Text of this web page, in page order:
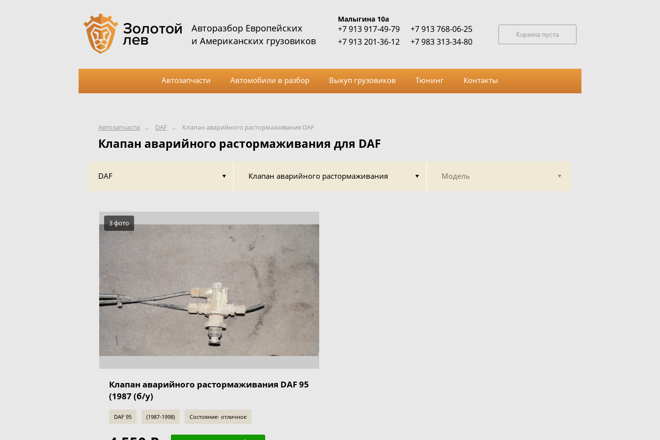
Автозапчасти ← DAF ← Клапан аварийного растормаживания DAF
Клапан аварийного растормаживания для DAF
DAF Клапан аварийного растормаживания Модель
3 фото
Клапан аварийного растормаживания DAF 95
(1987 (б/у)
DAF 95 (1987-1998) Состояние- отличное
Авторазбор Европейских
и Американских грузовиков
Малыгина 10а
+7 913 917-49-79
+7 913 201-36-12
+7 913 768-06-25
+7 983 313-34-80
Корзина пуста
Автозапчасти Автомобили в разбор Выкуп грузовиков Тюнинг Контакты